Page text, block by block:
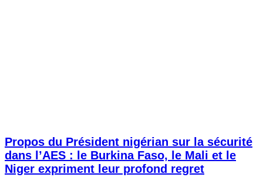
Propos du Président nigérian sur la sécurité
dans l’AES : le Burkina Faso, le Mali et le
Niger expriment leur profond regret